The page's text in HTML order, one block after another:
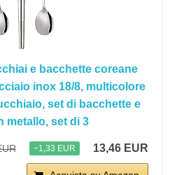
e bacchette coreane
inox 18/8, multicolore
set di bacchette e
metallo, set di 3
−1,33 EUR 13,46 EUR